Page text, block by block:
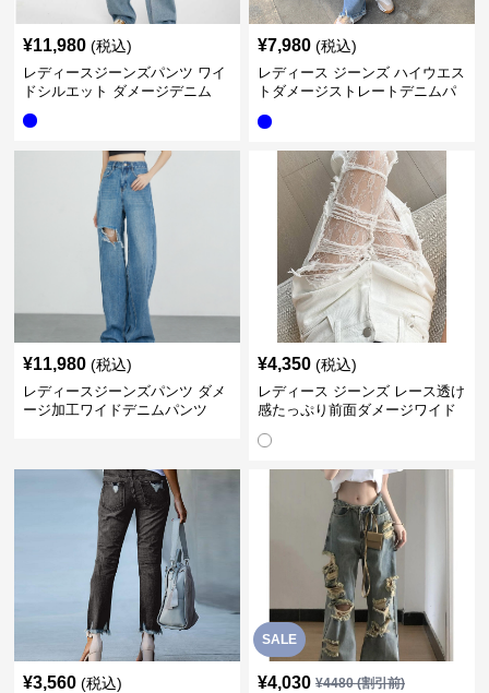
¥11,980 (税込)
レディースジーンズパンツ ワイ
ドシルエット ダメージデニム
¥7,980 (税込)
レディース ジーンズ ハイウエス
トダメージストレートデニムパ
¥11,980 (税込)
レディースジーンズパンツ ダメ
ージ加工ワイドデニムパンツ
¥4,350 (税込)
レディース ジーンズ レース透け
感たっぷり前面ダメージワイド
¥3,560 (税込)
SALE
¥4,030 ¥4480(割引前)